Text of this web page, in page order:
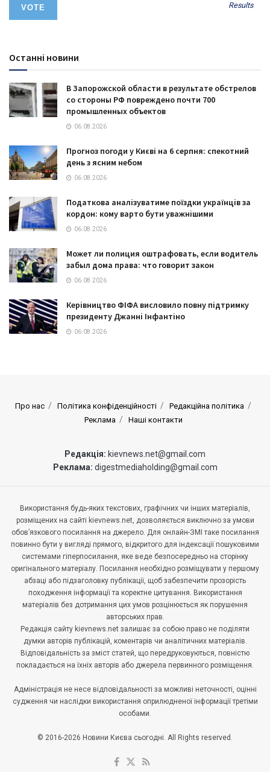
Results
Останні новини
В Запорожской области в результате обстрелов
со стороны РФ повреждено почти 700
промышленных объектов
06.08.2026
Прогноз погоди у Києві на 6 серпня: спекотний
день з ясним небом
06.08.2026
Податкова аналізуватиме поїздки українців за
кордон: кому варто бути уважнішими
06.08.2026
Может ли полиция оштрафовать, если водитель
забыл дома права: что говорит закон
06.08.2026
Керівництво ФІФА висловило повну підтримку
президенту Джанні Інфантіно
06.08.2026
Про нас Політика конфіденційності
Редакційна політика
Реклама
Наші контакти
Редакція: kievnews.net@gmail.com
Реклама: digestmediaholding@gmail.com
Використання будь-яких текстових, графічних чи інших матеріалів,
розміщених на сайті kievnews.net, дозволяється виключно за умови
обов’язкового посилання на джерело. Для онлайн-ЗМІ таке посилання
повинно бути у вигляді прямого, відкритого для індексації пошуковими
системами гіперпосилання, яке веде безпосередньо на сторінку
оригінального матеріалу. Посилання необхідно розміщувати у першому
абзаці або підзаголовку публікації, щоб забезпечити прозорість
походження інформації та коректне цитування. Використання
матеріалів без дотримання цих умов розцінюється як порушення
авторських прав.
Редакція сайту kievnews.net залишає за собою право не поділяти
думки авторів публікацій, коментарів чи аналітичних матеріалів.
Відповідальність за зміст статей, що передруковуються, повністю
покладається на їхніх авторів або джерела первинного розміщення.
Адміністрація не несе відповідальності за можливі неточності, оцінні
судження чи наслідки використання оприлюдненої інформації третіми
особами.
© 2016-2026 Новини Києва сьогодні. All Rights reserved.